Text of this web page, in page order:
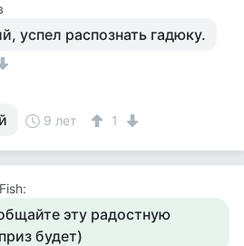
успел распознать гадюку.
9 лет 1
эту радостную
будет)